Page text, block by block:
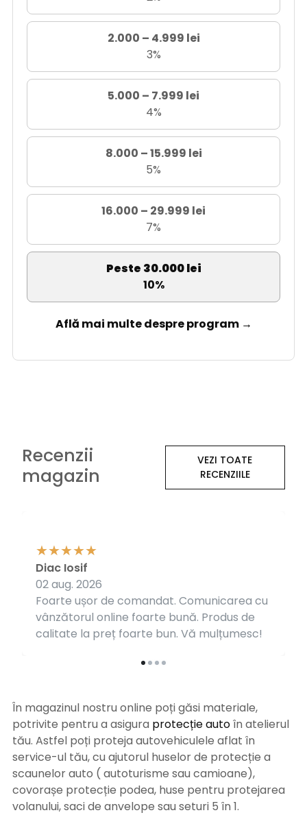
2.000 – 4.999 lei
3%
5.000 – 7.999 lei
4%
8.000 – 15.999 lei
5%
16.000 – 29.999 lei
7%
Peste 30.000 lei
10%
Află mai multe despre program →
Recenzii
magazin
VEZI TOATE
RECENZIILE
Foarte ușor de comandat. Comunicarea cu
vânzătorul online foarte bună. Produs de
calitate la preț foarte bun. Vă mulțumesc!
Diac Iosif
02 aug. 2026
În magazinul nostru online poți găsi materiale,
potrivite pentru a asigura protecție autoîn atelierul
tău. Astfel poți proteja autovehiculele aflat în
service-ul tău, cu ajutorul huselor de protecție a
scaunelor auto ( autoturisme sau camioane),
covorașe protecție podea, huse pentru protejarea
volanului, saci de anvelope sau seturi 5 în 1.